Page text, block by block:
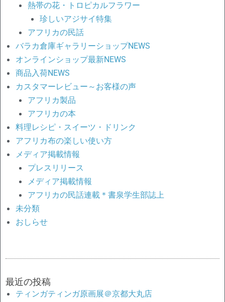
熱帯の花・トロピカルフラワー
珍しいアジサイ特集
アフリカの民話
バラカ倉庫ギャラリーショップNEWS
オンラインショップ最新NEWS
商品入荷NEWS
カスタマーレビュー～お客様の声
アフリカ製品
アフリカの本
料理レシピ・スイーツ・ドリンク
アフリカ布の楽しい使い方
メディア掲載情報
プレスリリース
メディア掲載情報
アフリカの民話連載＊書泉学生部誌上
未分類
おしらせ
最近の投稿
ティンガティンガ原画展＠京都大丸店